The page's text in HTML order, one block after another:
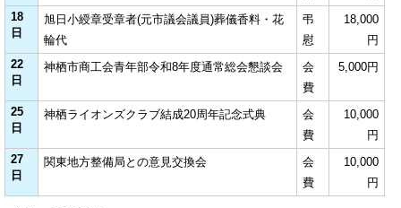
18
日
旭日小綬章受章者(元市議会議員)葬儀香料・花
輪代
弔
慰
18,000
円
22
日
神栖市商工会青年部令和8年度通常総会懇談会
会
費
5,000円
25
日
神栖ライオンズクラブ結成20周年記念式典
会
費
10,000
円
27
日
関東地方整備局との意見交換会
会
費
10,000
円